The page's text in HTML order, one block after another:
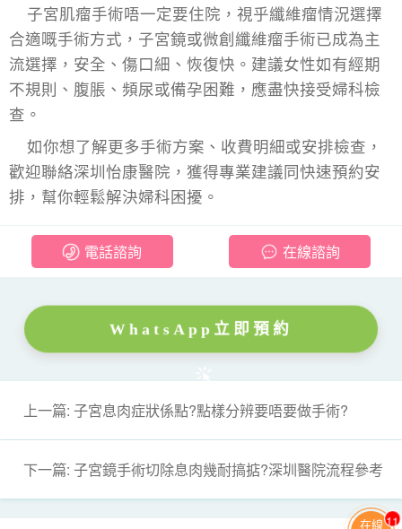
子宮肌瘤手術唔一定要住院，視乎纖維瘤情況選擇
合適嘅手術方式，子宮鏡或微創纖維瘤手術已成為主
流選擇，安全、傷口細、恢復快。建議女性如有經期
不規則、腹脹、頻尿或備孕困難，應盡快接受婦科檢
查。
如你想了解更多手術方案、收費明細或安排檢查，
歡迎聯絡深圳怡康醫院，獲得專業建議同快速預約安
排，幫你輕鬆解決婦科困擾。
電話諮詢 在線諮詢
WhatsApp立即預約
上一篇: 子宮息肉症狀係點?點樣分辨要唔要做手術?
下一篇: 子宮鏡手術切除息肉幾耐搞掂?深圳醫院流程參考
在線11